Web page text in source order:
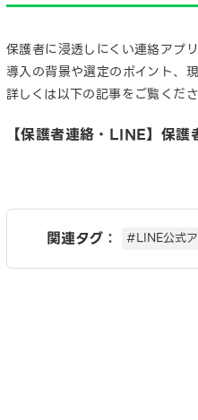
保護者に浸透しにくい連絡アプ
導入の背景や選定のポイント、
詳しくは以下の記事をご覧くださ
【保護者連絡・LINE】保
関連タグ： #LINE公式